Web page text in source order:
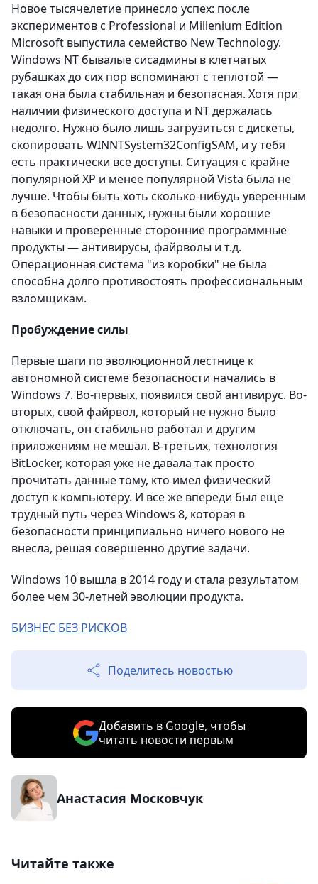
Новое тысячелетие принесло успех: после
экспериментов с Professional и Millenium Edition
Microsoft выпустила семейство New Technology.
Windows NT бывалые сисадмины в клетчатых
рубашках до сих пор вспоминают с теплотой —
такая она была стабильная и безопасная. Хотя при
наличии физического доступа и NT держалась
недолго. Нужно было лишь загрузиться с дискеты,
скопировать WINNTSystem32ConfigSAM, и у тебя
есть практически все доступы. Ситуация с крайне
популярной XP и менее популярной Vista была не
лучше. Чтобы быть хоть сколько-нибудь уверенным
в безопасности данных, нужны были хорошие
навыки и проверенные сторонние программные
продукты — антивирусы, файрволы и т.д.
Операционная система "из коробки" не была
способна долго противостоять профессиональным
взломщикам.
Пробуждение силы
Первые шаги по эволюционной лестнице к
автономной системе безопасности начались в
Windows 7. Во-первых, появился свой антивирус. Во-
вторых, свой файрвол, который не нужно было
отключать, он стабильно работал и другим
приложениям не мешал. В-третьих, технология
BitLocker, которая уже не давала так просто
прочитать данные тому, кто имел физический
доступ к компьютеру. И все же впереди был еще
трудный путь через Windows 8, которая в
безопасности принципиально ничего нового не
внесла, решая совершенно другие задачи.
Windows 10 вышла в 2014 году и стала результатом
более чем 30-летней эволюции продукта.
БИЗНЕС БЕЗ РИСКОВ
Поделитесь новостью
Добавить в Google, чтобы
читать новости первым
Анастасия Московчук
Читайте также